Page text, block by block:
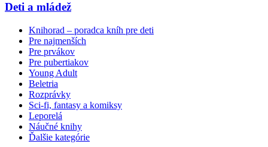
Deti a mládež
Knihorad – poradca kníh pre deti
Pre najmenších
Pre prvákov
Pre pubertiakov
Young Adult
Beletria
Rozprávky
Sci-fi, fantasy a komiksy
Leporelá
Náučné knihy
Ďalšie kategórie